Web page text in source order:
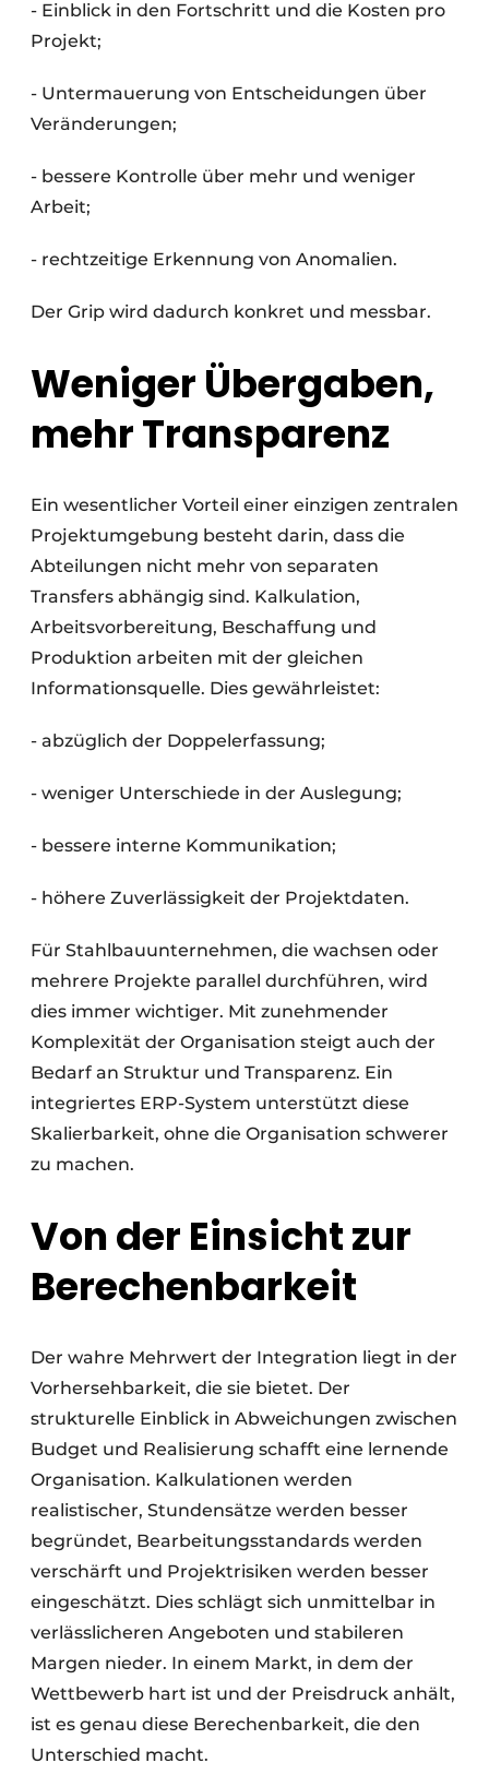
- Einblick in den Fortschritt und die Kosten pro
Projekt;
- Untermauerung von Entscheidungen über
Veränderungen;
- bessere Kontrolle über mehr und weniger
Arbeit;
- rechtzeitige Erkennung von Anomalien.
Der Grip wird dadurch konkret und messbar.
Weniger Übergaben,
mehr Transparenz
Ein wesentlicher Vorteil einer einzigen zentralen
Projektumgebung besteht darin, dass die
Abteilungen nicht mehr von separaten
Transfers abhängig sind. Kalkulation,
Arbeitsvorbereitung, Beschaffung und
Produktion arbeiten mit der gleichen
Informationsquelle. Dies gewährleistet:
- abzüglich der Doppelerfassung;
- weniger Unterschiede in der Auslegung;
- bessere interne Kommunikation;
- höhere Zuverlässigkeit der Projektdaten.
Für Stahlbauunternehmen, die wachsen oder
mehrere Projekte parallel durchführen, wird
dies immer wichtiger. Mit zunehmender
Komplexität der Organisation steigt auch der
Bedarf an Struktur und Transparenz. Ein
integriertes ERP-System unterstützt diese
Skalierbarkeit, ohne die Organisation schwerer
zu machen.
Von der Einsicht zur
Berechenbarkeit
Der wahre Mehrwert der Integration liegt in der
Vorhersehbarkeit, die sie bietet. Der
strukturelle Einblick in Abweichungen zwischen
Budget und Realisierung schafft eine lernende
Organisation. Kalkulationen werden
realistischer, Stundensätze werden besser
begründet, Bearbeitungsstandards werden
verschärft und Projektrisiken werden besser
eingeschätzt. Dies schlägt sich unmittelbar in
verlässlicheren Angeboten und stabileren
Margen nieder. In einem Markt, in dem der
Wettbewerb hart ist und der Preisdruck anhält,
ist es genau diese Berechenbarkeit, die den
Unterschied macht.